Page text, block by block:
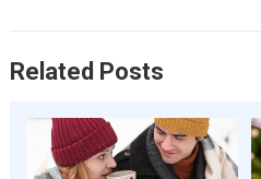
Related Posts